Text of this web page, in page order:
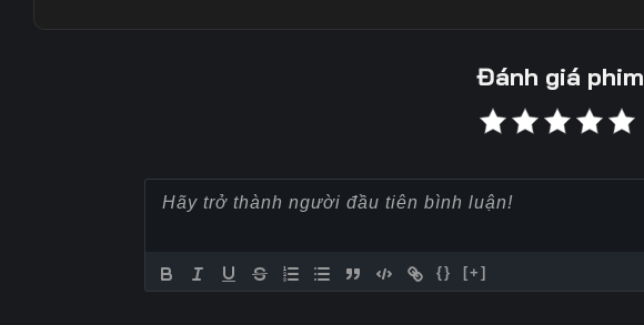
Tập 39
Tập 51 Tập 52
Đánh giá phim
{} [+]